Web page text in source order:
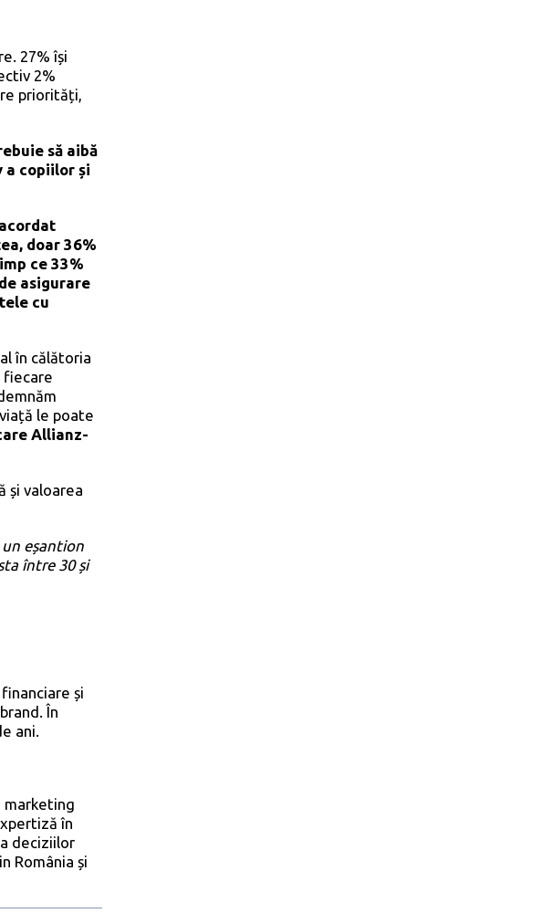
27% își
2%
priorități,
să aibă
a copiilor și
doar 36%
ce 33%
asigurare
cu
în călătoria
fiecare
le poate
Allianz-
și valoarea
eșantion
între 30 și
și
În
ani.
marketing
în
deciziilor
România și